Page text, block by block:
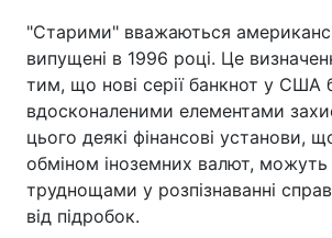
"Старими" вважаються
випущені в 1996 році. Це
тим, що нові серії банкнот у США
вдосконаленими елементами
цього деякі фінансові установи,
обміном іноземних валют, можуть
труднощами у розпізнаванні
від підробок.